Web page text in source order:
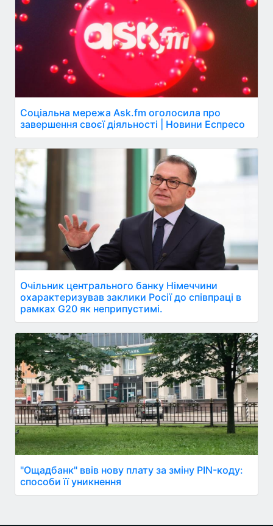
Соціальна мережа Ask.fm оголосила про
завершення своєї діяльності | Новини Еспресо
Очільник центрального банку Німеччини
охарактеризував заклики Росії до співпраці в
рамках G20 як неприпустимі.
"Ощадбанк" ввів нову плату за зміну PIN-коду:
способи її уникнення